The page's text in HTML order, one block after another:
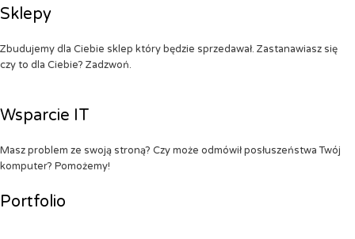
Sklepy
Zbudujemy dla Ciebie sklep który będzie sprzedawał. Zastanawiasz się
czy to dla Ciebie? Zadzwoń.
Wsparcie IT
Masz problem ze swoją stroną? Czy może odmówił posłuszeństwa Twój
komputer? Pomożemy!
Portfolio